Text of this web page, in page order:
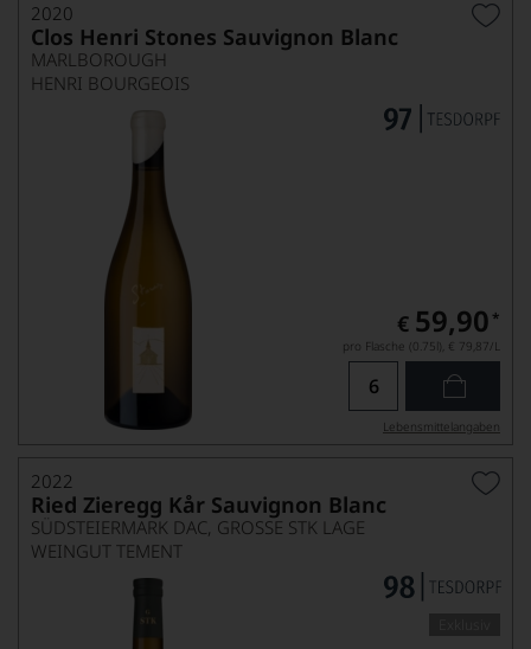
2020
Clos Henri Stones Sauvignon Blanc
MARLBOROUGH
HENRI BOURGEOIS
€ 59,90 *
pro Flasche (0.75l), € 79,87/L
Lebensmittel­angaben
2022
Ried Zieregg Kår Sauvignon Blanc
SÜDSTEIERMARK DAC, GROSSE STK LAGE
WEINGUT TEMENT